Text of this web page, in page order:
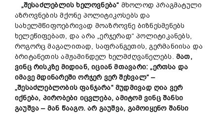
„შესაძლებლისხელოვნება“ მხოლოდ პრაგმატული
აზროვნების მქონე პოლიტიკოსებს და
სახელმწიფოებრივად მოაზროვნე ბიზნესმენებს
ხელეწიფებათ, და არა „ერჯერად“ პოლიტიკანებს,
როგორც მაგალითად, საფრანგეთის, გერმანიისა და
ბრიტანეთის ამჟამინდელ ხელმძღვანელებს. მათ,
ვინცრისკზე მიდიან,იციანმთავარი: „ერთსა და
იმავემდინარეშიორჯერ ვერშეხვალ“–
„შესაძლებლობისფანჯარა“მუდმივად ღია ვერ
იქნება, პირობები იცვლება,ამიტომ ვინც შანსი
გაუშვა– მან წააგო.არ გაუშვა, გამოიყენო შანსი